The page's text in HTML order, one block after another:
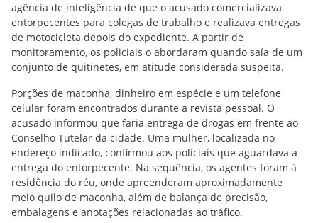
agência de inteligência de que o acusado comercializava
entorpecentes para colegas de trabalho e realizava entregas
de motocicleta depois do expediente. A partir de
monitoramento, os policiais o abordaram quando saía de um
conjunto de quitinetes, em atitude considerada suspeita.
Porções de maconha, dinheiro em espécie e um telefone
celular foram encontrados durante a revista pessoal. O
acusado informou que faria entrega de drogas em frente ao
Conselho Tutelar da cidade. Uma mulher, localizada no
endereço indicado, confirmou aos policiais que aguardava a
entrega do entorpecente. Na sequência, os agentes foram à
residência do réu, onde apreenderam aproximadamente
meio quilo de maconha, além de balança de precisão,
embalagens e anotações relacionadas ao tráfico.